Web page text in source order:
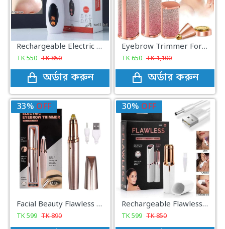
Rechargeable Electric Blackhead Removal
TK550 TK850
অর্ডার করুন
Eyebrow Trimmer For Women, Facial Hair Remover For Lips, Nose Hair Removal Electric Trimmer 2 In 1
TK650 TK1,100
অর্ডার করুন
33% OFF
Facial Beauty Flawless Eye Brow Remover
TK599 TK890
30% OFF
Rechargeable Flawless Facial Hair Remover
TK599 TK850